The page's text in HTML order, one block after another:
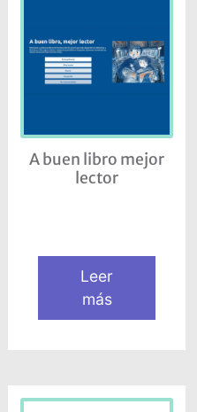
A buen libro mejor
lector
Leer
más